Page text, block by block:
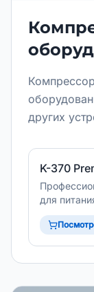
других
K-370
для